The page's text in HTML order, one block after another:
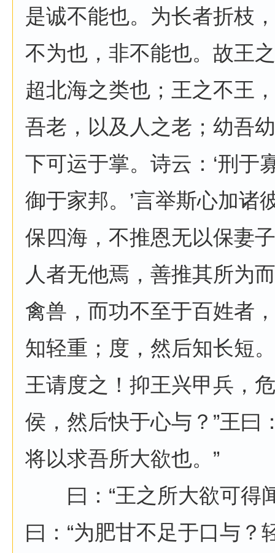
是诚不能也。为长者折枝
不为也，非不能也。故王
超北海之类也；王之不王
吾老，以及人之老；幼吾
下可运于掌。诗云：‘刑于
御于家邦。’言举斯心加诸
保四海，不推恩无以保妻
人者无他焉，善推其所为
禽兽，而功不至于百姓者
知轻重；度，然后知长短
王请度之！抑王兴甲兵，
侯，然后快于心与？”王曰
将以求吾所大欲也。”
曰：“王之所大欲可得
曰：“为肥甘不足于口与？